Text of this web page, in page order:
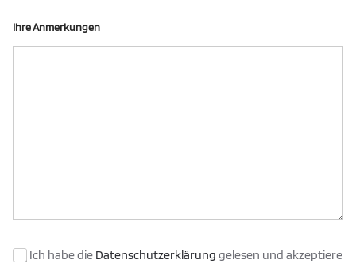
Ihre Anmerkungen
Ich habe die Datenschutzerklärung gelesen und akzeptiere